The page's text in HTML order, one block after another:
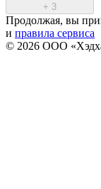
+ 3
Продолжая, вы
и правила сервиса
© 2026 ООО